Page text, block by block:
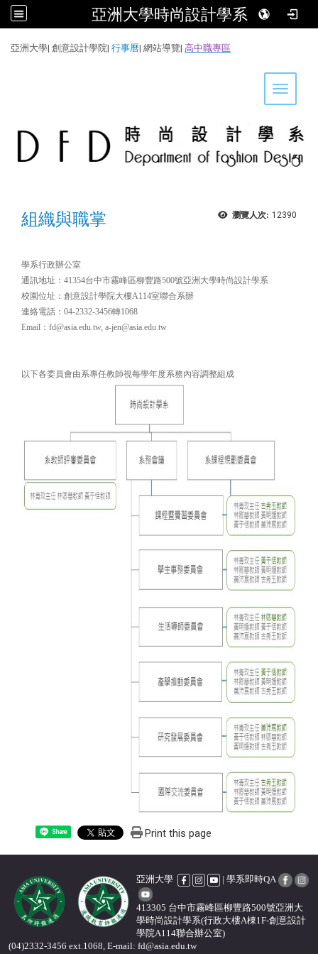
亞洲大學時尚設計學系
亞洲大學| 創意設計學院| 行事曆| 網站導覽| 高中職專區
Toggle
瀏覽人次: 12390
組織與職掌
學系行政辦公室
通訊地址：41354台中市霧峰區柳豐路500號亞洲大學時尚設計學系
校園位址：創意設計學院大樓A114室聯合系辦
連絡電話：04-2332-3456轉1068
Email：fd@asia.edu.tw, a-jen@asia.edu.tw
以下各委員會由系專任教師視每學年度系務內容調整組成
Share Print this page
亞洲大學 | 學系即時QA
413305 台中市霧峰區柳豐路500號亞洲大
學時尚設計學系(行政大樓A棟1F-創意設計
學院A114聯合辦公室)
(04)2332-3456 ext.1068, E-mail: fd@asia.edu.tw